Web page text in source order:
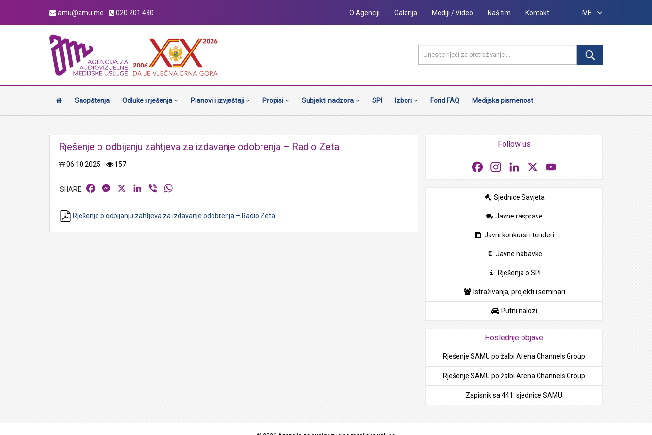
amu@amu.me 020 201 430 O Agenciji Galerija Mediji / Video Naš tim Kontakt ME
Saopštenja Odluke i rješenja Planovi i izvještaji Propisi Subjekti nadzora SPI Izbori Fond FAQ Medijska pismenost
Rješenje o odbijanju zahtjeva za izdavanje odobrenja – Radio Zeta
06.10.2025. 157
FacebookMessengerLinkedIn
Viber
Rješenje o odbijanju zahtjeva za izdavanje odobrenja – Radio Zeta
Follow us
FacebookInstagramLinkedIn
Sjednice Savjeta
Javne rasprave
Javni konkursi i tenderi
Javne nabavke
Rješenja o SPI
Istraživanja, projekti i seminari
Putni nalozi
Poslednje objave
Rješenje SAMU po žalbi Arena Channels Group
Rješenje SAMU po žalbi Arena Channels Group
Zapisnik sa 441. sjednice SAMU